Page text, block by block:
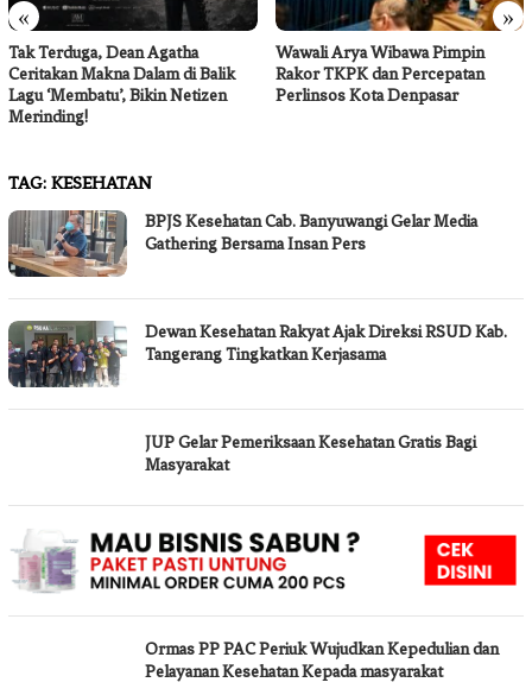
« »
Tak Terduga, Dean Agatha
Ceritakan Makna Dalam di Balik
Lagu ‘Membatu’, Bikin Netizen
Merinding!
Wawali Arya Wibawa Pimpin
Rakor TKPK dan Percepatan
Perlinsos Kota Denpasar
TAG: KESEHATAN
BPJS Kesehatan Cab. Banyuwangi Gelar Media
Gathering Bersama Insan Pers
Dewan Kesehatan Rakyat Ajak Direksi RSUD Kab.
Tangerang Tingkatkan Kerjasama
JUP Gelar Pemeriksaan Kesehatan Gratis Bagi
Masyarakat
Ormas PP PAC Periuk Wujudkan Kepedulian dan
Pelayanan Kesehatan Kepada masyarakat